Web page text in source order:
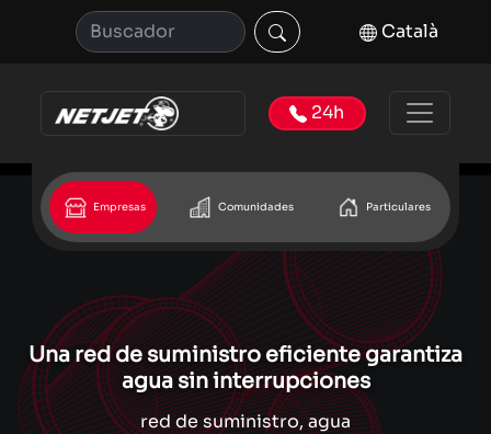
Català
24h
Empresas Comunidades Particulares
Una red de suministro eficiente garantiza
agua sin interrupciones
red de suministro, agua